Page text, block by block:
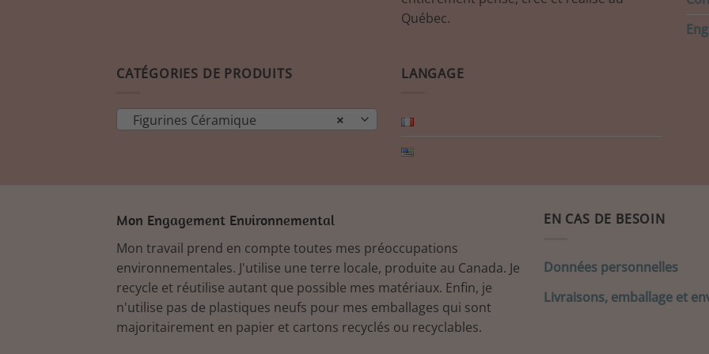
Québec.
CATÉGORIES DE PRODUITS
×
Figurines Céramique
LANGAGE
Mon Engagement Environnemental
Mon travail prend en compte toutes mes préoccupations
environnementales. J'utilise une terre locale, produite au Canada. Je
recycle et réutilise autant que possible mes matériaux. Enfin, je
n'utilise pas de plastiques neufs pour mes emballages qui sont
majoritairement en papier et cartons recyclés ou recyclables.
EN CAS DE BESOIN
Données personnelles
Livraisons, emballage et